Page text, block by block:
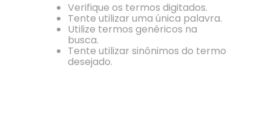
Verifique os termos digitados.
Tente utilizar uma única palavra.
Utilize termos genéricos na
busca.
Tente utilizar sinônimos do termo
desejado.